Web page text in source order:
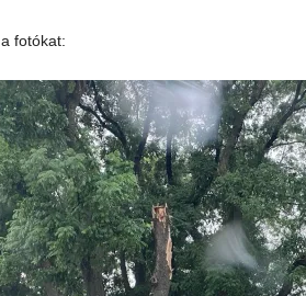
fotókat: